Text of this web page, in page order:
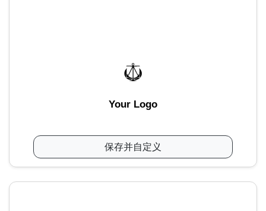
Your Logo
保存并自定义